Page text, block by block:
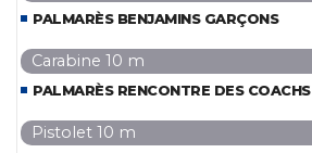
PALMARÈS BENJAMINS GARÇONS
Carabine 10 m
PALMARÈS RENCONTRE DES COACHS
Pistolet 10 m